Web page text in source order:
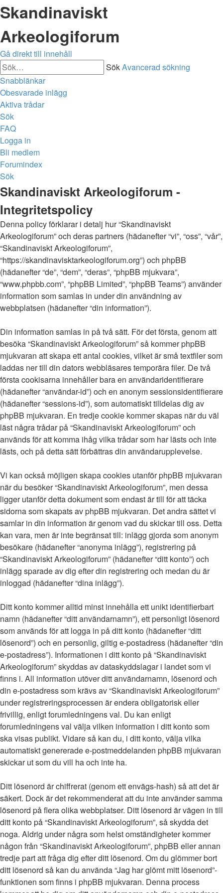
Skandinaviskt
Arkeologiforum
Gå direkt till innehåll
SökAvancerad sökning
Snabblänkar
Obesvarade inlägg
Aktiva trådar
Sök
FAQ
Logga in
Bli medlem
Forumindex
Sök
Skandinaviskt Arkeologiforum -
Integritetspolicy
Denna policy förklarar i detalj hur “Skandinaviskt
Arkeologiforum” och deras partners (hädanefter “vi”, “oss”, “vår”,
“Skandinaviskt Arkeologiforum”,
“https://skandinavisktarkeologiforum.org”) och phpBB
(hädanefter “de”, “dem”, “deras”, “phpBB mjukvara”,
“www.phpbb.com”, “phpBB Limited”, “phpBB Teams”) använder
information som samlas in under din användning av
webbplatsen (hädanefter “din information”).
Din information samlas in på två sätt. För det första, genom att
besöka “Skandinaviskt Arkeologiforum” så kommer phpBB
mjukvaran att skapa ett antal cookies, vilket är små textfiler som
laddas ner till din dators webbläsares temporära filer. De två
första cookisarna innehåller bara en användaridentifierare
(hädanefter “användar-id”) och en anonym sessionsidentifierare
(hädanefter “sessions-id”), som automatiskt tilldelas dig av
phpBB mjukvaran. En tredje cookie kommer skapas när du väl
läst några trådar på “Skandinaviskt Arkeologiforum” och
används för att komma ihåg vilka trådar som har lästs och inte
lästs, och på detta sätt förbättras din användarupplevelse.
Vi kan också möjligen skapa cookies utanför phpBB mjukvaran
när du besöker “Skandinaviskt Arkeologiforum”, men dessa
ligger utanför detta dokument som endast är till för att täcka
sidorna som skapats av phpBB mjukvaran. Det andra sättet vi
samlar in din information är genom vad du skickar till oss. Detta
kan vara, men är inte begränsat till: inlägg gjorda som anonym
besökare (hädanefter “anonyma inlägg”), registrering på
“Skandinaviskt Arkeologiforum” (hädanefter “ditt konto”) och
inlägg sparade av dig efter din registrering och medan du är
inloggad (hädanefter “dina inlägg”).
Ditt konto kommer alltid minst innehålla ett unikt identifierbart
namn (hädanefter “ditt användarnamn”), ett personligt lösenord
som används för att logga in på ditt konto (hädanefter “ditt
lösenord”) och en personlig, giltig e-postadress (hädanefter “din
e-postadress”). Informationen i ditt konto på “Skandinaviskt
Arkeologiforum” skyddas av dataskyddslagar i landet som vi
finns i. All information utöver ditt användarnamn, lösenord och
din e-postadress som krävs av “Skandinaviskt Arkeologiforum”
under registreringsprocessen är endera obligatorisk eller
frivillig, enligt forumledningens val. Du kan enligt
forumledningens val välja vilken information i ditt konto som
ska visas publikt. Vidare så kan du, i ditt konto, välja vilka
automatiskt genererade e-postmeddelanden phpBB mjukvaran
skickar ut som du vill ha och inte ha.
Ditt lösenord är chiffrerat (genom ett envägs-hash) så att det är
säkert. Dock är det rekommenderat att du inte använder samma
lösenord på flera olika webbplatser. Ditt lösenord är vägen in till
ditt konto på “Skandinaviskt Arkeologiforum”, så skydda det
noga. Aldrig under några som helst omständigheter kommer
någon från “Skandinaviskt Arkeologiforum”, phpBB eller annan
tredje part att fråga dig efter ditt lösenord. Om du glömmer bort
ditt lösenord så kan du använda “Jag har glömt mitt lösenord”-
funktionen som finns i phpBB mjukvaran. Denna process